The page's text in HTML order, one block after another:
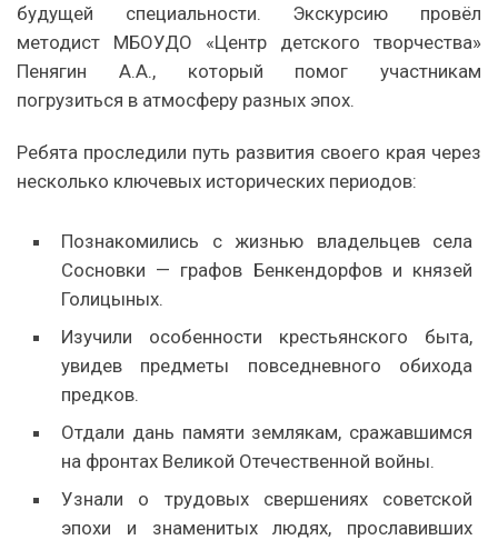
будущей специальности. Экскурсию провёл
методист МБОУДО «Центр детского творчества»
Пенягин А.А., который помог участникам
погрузиться в атмосферу разных эпох.
Ребята проследили путь развития своего края через
несколько ключевых исторических периодов:
Познакомились с жизнью владельцев села
Сосновки — графов Бенкендорфов и князей
Голицыных.
Изучили особенности крестьянского быта,
увидев предметы повседневного обихода
предков.
Отдали дань памяти землякам, сражавшимся
на фронтах Великой Отечественной войны.
Узнали о трудовых свершениях советской
эпохи и знаменитых людях, прославивших